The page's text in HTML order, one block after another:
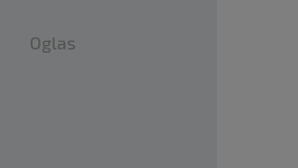
Oglas